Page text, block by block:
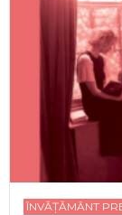
ÎNVĂȚĂMÂNT